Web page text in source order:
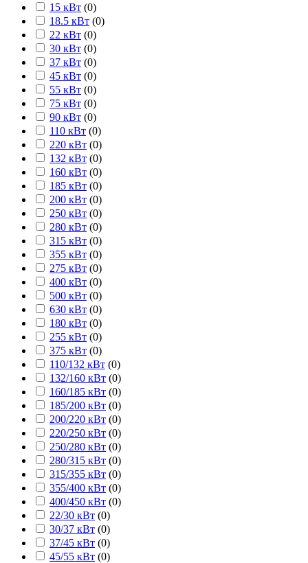
15 кВт (0)
18.5 кВт (0)
22 кВт (0)
30 кВт (0)
37 кВт (0)
45 кВт (0)
55 кВт (0)
75 кВт (0)
90 кВт (0)
110 кВт (0)
220 кВт (0)
132 кВт (0)
160 кВт (0)
185 кВт (0)
200 кВт (0)
250 кВт (0)
280 кВт (0)
315 кВт (0)
355 кВт (0)
275 кВт (0)
400 кВт (0)
500 кВт (0)
630 кВт (0)
180 кВт (0)
255 кВт (0)
375 кВт (0)
110/132 кВт (0)
132/160 кВт (0)
160/185 кВт (0)
185/200 кВт (0)
200/220 кВт (0)
220/250 кВт (0)
250/280 кВт (0)
280/315 кВт (0)
315/355 кВт (0)
355/400 кВт (0)
400/450 кВт (0)
22/30 кВт (0)
30/37 кВт (0)
37/45 кВт (0)
45/55 кВт (0)